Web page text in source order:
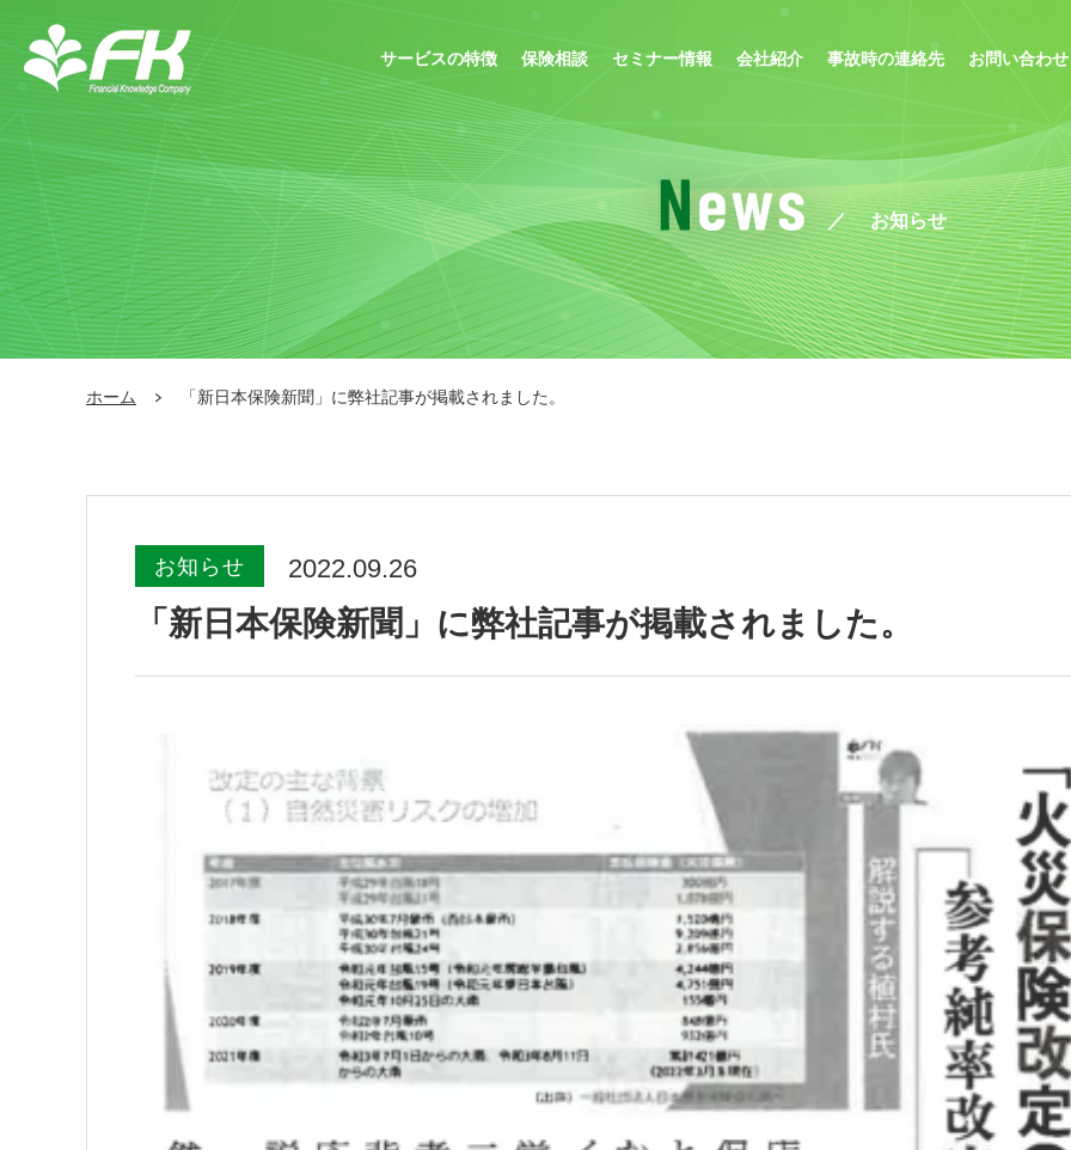
サービスの特徴 保険相談 セミナー情報 会社紹介 事故時の連絡先 お問い合わせ
お知らせ
ホーム 「新日本保険新聞」に弊社記事が掲載されました。
お知らせ 2022.09.26
「新日本保険新聞」に弊社記事が掲載されました。